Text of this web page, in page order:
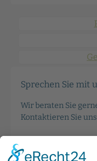
Sprechen Sie mit
Wir beraten Sie
Kontaktieren Sie